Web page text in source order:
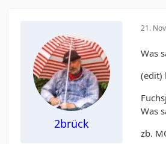
2brück
21.
Was
(edit)
Was
zb.